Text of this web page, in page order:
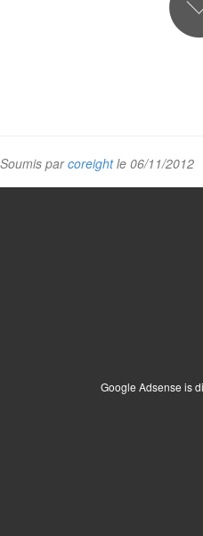
Soumis parcoreightle 06/11/2012
Google Adsense is